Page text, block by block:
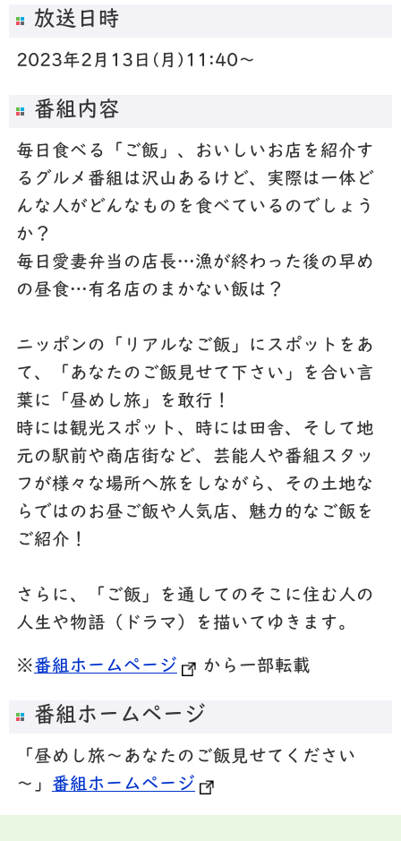
放送日時
2023年2月13日(月)11:40～
番組内容
毎日食べる「ご飯」、おいしいお店を紹介す
るグルメ番組は沢山あるけど、実際は一体ど
んな人がどんなものを食べているのでしょう
か？
毎日愛妻弁当の店長…漁が終わった後の早め
の昼食…有名店のまかない飯は？
ニッポンの「リアルなご飯」にスポットをあ
て、「 あなたのご飯見せて下さい」を合い言
葉に「昼めし旅」を敢行！
時には観光スポット、時には田舎、そして地
元の駅前や商店街など、芸能人や番組スタッ
フが様々な場所へ旅をしながら、その土地な
らではのお昼ご飯や人気店、魅力的なご飯を
ご紹介！
さらに、「ご飯」を通してのそこに住む人の
人生や物語（ドラマ）を描いてゆきます。
※番組ホームページ から一部転載
番組ホームページ
「昼めし旅～あなたのご飯見せてください
～」 番組ホームページ